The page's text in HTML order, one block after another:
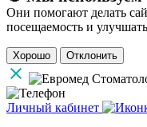
Они помогают делать
посещаемость и
Хорошо Отклонить
Личный кабинет